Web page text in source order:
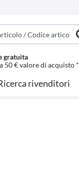
gratuita
50 € valore di acquisto *
rivenditori